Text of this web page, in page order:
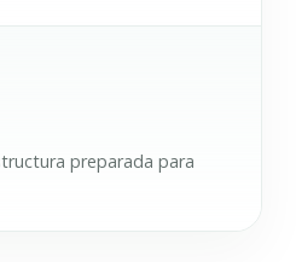
preparada para